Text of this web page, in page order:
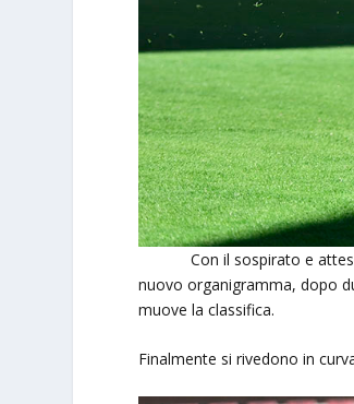
Con il sospirato e atteso
nuovo organigramma, dopo
muove la classifica.
Finalmente si rivedono in